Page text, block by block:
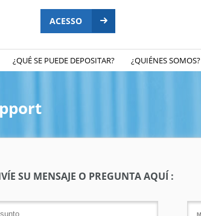
ACESSO
¿QUÉ SE PUEDE DEPOSITAR? ¿QUIÉNES SOMOS?
SU MENSAJE O PREGUNTA AQUÍ :